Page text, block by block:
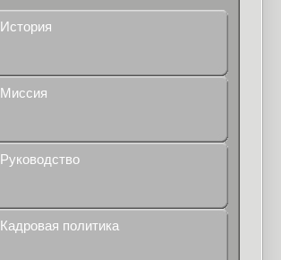
История
Миссия
Руководство
Кадровая политика